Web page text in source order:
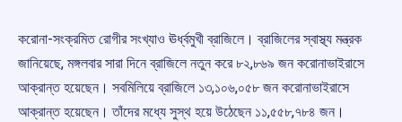
করোনা-সংক্রমিত রোগীর সংখ্যাও ঊর্ধ্বমুখী ব্রাজিলে। ব্রাজিলের স্বাস্থ্য মন্ত্রক
জানিয়েছে, মঙ্গলবার সারা দিনে ব্রাজিলে নতুন করে ৮২,৮৬৯ জন করোনাভাইরাসে
আক্রান্ত হয়েছেন। সবমিলিয়ে ব্রাজিলে ১৩,১০৬,০৫৮ জন করোনাভাইরাসে
আক্রান্ত হয়েছেন। তাঁদের মধ্যে সুস্থ হয়ে উঠেছেন ১১,৫৫৮,৭৮৪ জন।